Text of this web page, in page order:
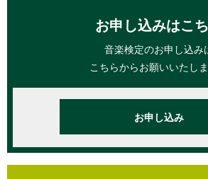
お申し込みはこ
音楽検定のお申し込み
こちらからお願いいたしま
お申し込み